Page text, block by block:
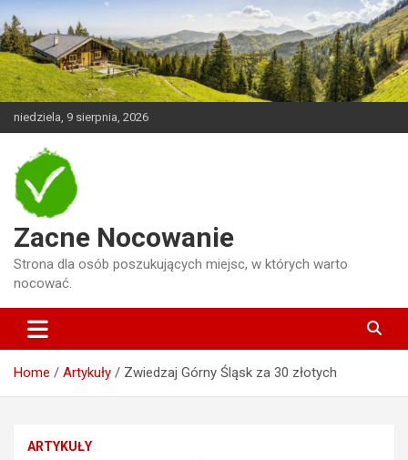
Skip
to
content
niedziela, 9 sierpnia, 2026
Zacne Nocowanie
Strona dla osób poszukujących miejsc, w których warto
nocować.
Home Artykuły Zwiedzaj Górny Śląsk za 30 złotych
ARTYKUŁY